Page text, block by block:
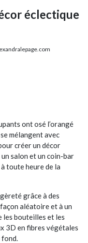
éclectique
ont osé l’orangé
mélangent avec
créer un décor
salon et un coin-bar
toute heure de la
grâce à des
aléatoire et à un
les bouteilles et les
3D en fibres végétales
fond.